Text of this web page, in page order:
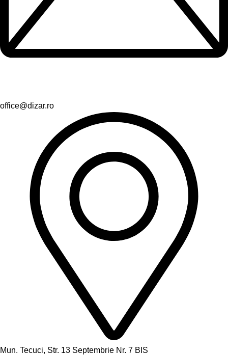
office@dizar.ro
Mun. Tecuci, Str. 13 Septembrie Nr. 7 BIS